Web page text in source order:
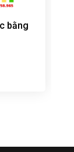
bằng